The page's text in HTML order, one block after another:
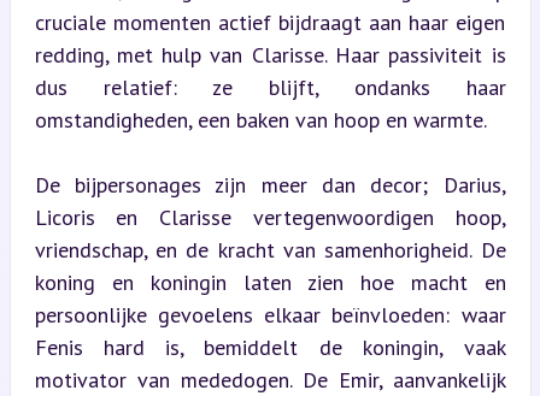
cruciale momenten actief bijdraagt aan haar eigen
redding, met hulp van Clarisse. Haar passiviteit is
dus relatief: ze blijft, ondanks haar
omstandigheden, een baken van hoop en warmte.
De bijpersonages zijn meer dan decor; Darius,
Licoris en Clarisse vertegenwoordigen hoop,
vriendschap, en de kracht van samenhorigheid. De
koning en koningin laten zien hoe macht en
persoonlijke gevoelens elkaar beïnvloeden: waar
Fenis hard is, bemiddelt de koningin, vaak
motivator van mededogen. De Emir, aanvankelijk